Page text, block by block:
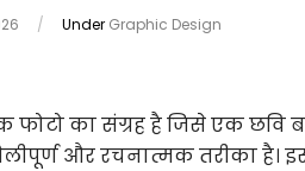
/ Under Graphic Design
का संग्रह है जिसे एक छवि
और रचनात्मक तरीका है।